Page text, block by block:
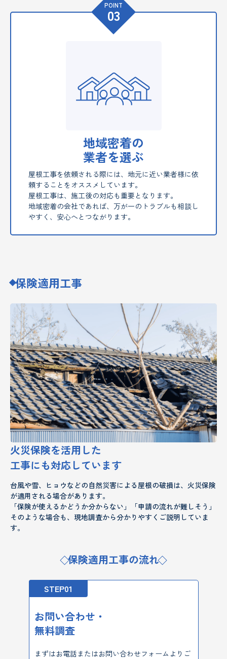
POINT
03
地域密着の
業者を選ぶ
屋根工事を依頼される際には、地元に近い業者様に依
頼することをオススメしています。
屋根工事は、施工後の対応も重要となります。
地域密着の会社であれば、万が一のトラブルも相談し
やすく、安心へとつながります。
保険適用工事
火災保険を活用した
工事にも対応しています
台風や雪、ヒョウなどの自然災害による屋根の破損は、火災保険
が適用される場合があります。
「保険が使えるかどうか分からない」「申請の流れが難しそう」
そのような場合も、現地調査から分かりやすくご説明していま
す。
保険適用工事の流れ
STEP01
お問い合わせ・
無料調査
まずはお電話またはお問い合わせフォームよりご